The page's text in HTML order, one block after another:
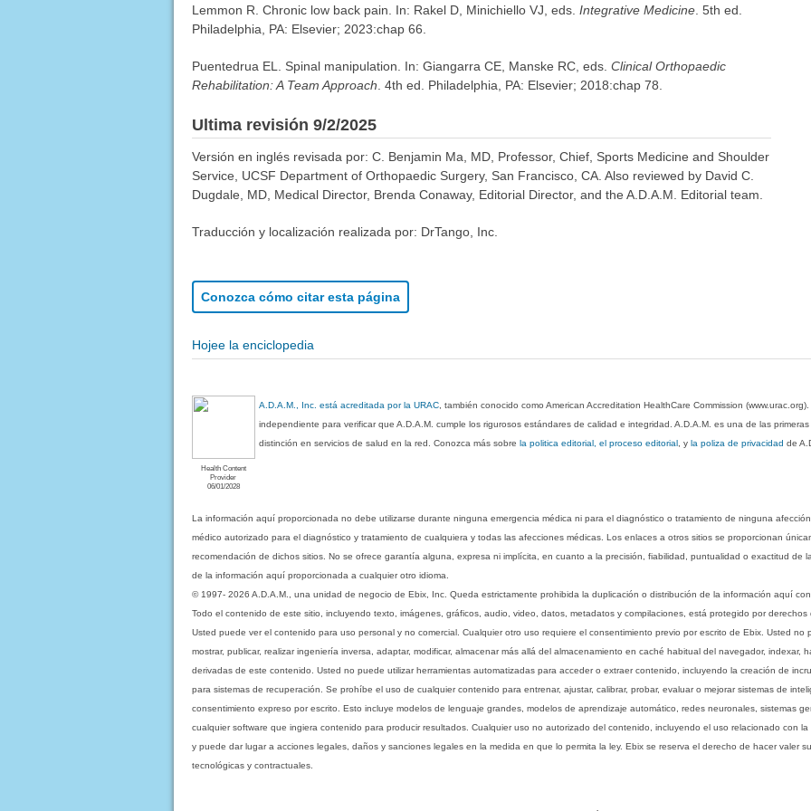
Lemmon R. Chronic low back pain. In: Rakel D, Minichiello VJ, eds. Integrative Medicine. 5th ed.
Philadelphia, PA: Elsevier; 2023:chap 66.
Puentedrua EL. Spinal manipulation. In: Giangarra CE, Manske RC, eds. Clinical Orthopaedic
Rehabilitation: A Team Approach. 4th ed. Philadelphia, PA: Elsevier; 2018:chap 78.
Ultima revisión 9/2/2025
Versión en inglés revisada por: C. Benjamin Ma, MD, Professor, Chief, Sports Medicine and Shoulder
Service, UCSF Department of Orthopaedic Surgery, San Francisco, CA. Also reviewed by David C.
Dugdale, MD, Medical Director, Brenda Conaway, Editorial Director, and the A.D.A.M. Editorial team.
Traducción y localización realizada por: DrTango, Inc.
Conozca cómo citar esta página
Hojee la enciclopedia
Health Content
Provider
06/01/2028
A.D.A.M., Inc. está acreditada por la URAC , también conocido como American Accreditation HealthCare Commission
independiente para verificar que A.D.A.M. cumple los rigurosos estándares de calidad e integridad. A.D.A.M. es una de las
distinción en servicios de salud en la red. Conozca más sobrela politica editorial, el proceso editorial , yla poliza de privacidad de
La información aquí proporcionada no debe utilizarse durante ninguna emergencia médica ni para el diagnóstico o tratamiento de ninguna
médico autorizado para el diagnóstico y tratamiento de cualquiera y todas las afecciones médicas. Los enlaces a otros sitios se proporcionan
recomendación de dichos sitios. No se ofrece garantía alguna, expresa ni implícita, en cuanto a la precisión, fiabilidad, puntualidad o exactitud de
de la información aquí proporcionada a cualquier otro idioma.
© 1997- 2026 A.D.A.M., una unidad de negocio de Ebix, Inc. Queda estrictamente prohibida la duplicación o distribución de la información aquí
Todo el contenido de este sitio, incluyendo texto, imágenes, gráficos, audio, video, datos, metadatos y compilaciones, está protegido por
Usted puede ver el contenido para uso personal y no comercial. Cualquier otro uso requiere el consentimiento previo por escrito de Ebix. Usted no
mostrar, publicar, realizar ingeniería inversa, adaptar, modificar, almacenar más allá del almacenamiento en caché habitual del navegador, indexar,
derivadas de este contenido. Usted no puede utilizar herramientas automatizadas para acceder o extraer contenido, incluyendo la creación de
para sistemas de recuperación. Se prohíbe el uso de cualquier contenido para entrenar, ajustar, calibrar, probar, evaluar o mejorar sistemas de
consentimiento expreso por escrito. Esto incluye modelos de lenguaje grandes, modelos de aprendizaje automático, redes neuronales, sistemas
cualquier software que ingiera contenido para producir resultados. Cualquier uso no autorizado del contenido, incluyendo el uso relacionado con
y puede dar lugar a acciones legales, daños y sanciones legales en la medida en que lo permita la ley. Ebix se reserva el derecho de hacer valer
tecnológicas y contractuales.